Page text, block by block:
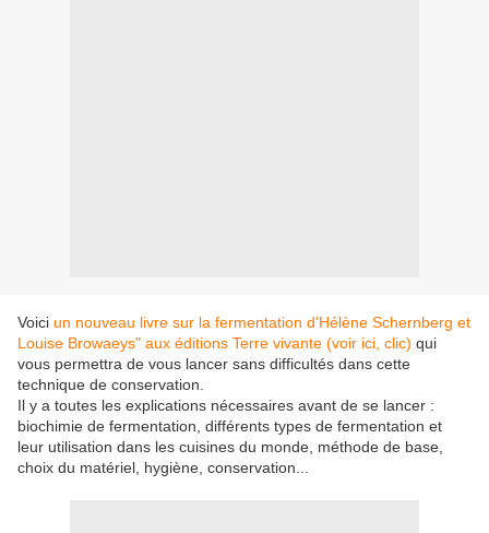
Voici un nouveau livre sur la fermentation d'Hélène Schernberg et
Louise Browaeys" aux éditions Terre vivante (voir ici, clic) qui
vous permettra de vous lancer sans difficultés dans cette
technique de conservation.
Il y a toutes les explications nécessaires avant de se lancer :
biochimie de fermentation, différents types de fermentation et
leur utilisation dans les cuisines du monde, méthode de base,
choix du matériel, hygiène, conservation...